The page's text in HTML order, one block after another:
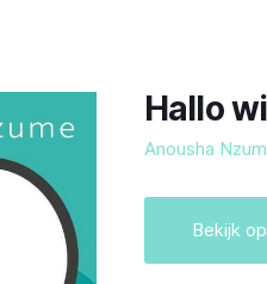
Hallo
Anousha
Bekijk